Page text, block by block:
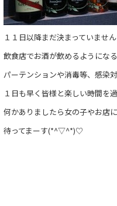
１１日以降まだ決まっていません
飲食店でお酒が飲めるようになる
パーテンションや消毒等、感染
１日も早く皆様と楽しい時間を
何かありましたら女の子やお店に
待ってまーす(*^▽^*)♡